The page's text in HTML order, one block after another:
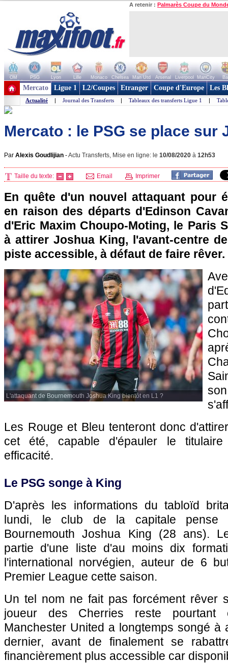
A retenir : Palmarès Coupe du
OM PSG Lyon Lille Monaco Chelsea Man Utd Arsenal Liverpool ManCity
+ de clubs
Mercato Ligue 1 L2/Coupes Etranger Coupe d'Europe Les
Actualité | Journal des Transferts | Tableaux des transferts Ligue 1 |
Mercato : le PSG se place sur
Par Alexis Goudlijian -Actu Transferts, Mise en ligne: le 10/08/2020 à 12h53
Taille du texte: Email Imprimer
En quête d'un nouvel attaquant pour
en raison des départs d'Edinson
d'Eric Maxim Choupo-Moting, le Paris
à attirer Joshua King, l'avant-centre
piste accessible, à défaut de faire rêver.
L'attaquant de Bournemouth Joshua King bientôt en L1 ?
Les Rouge et Bleu tenteront donc
cet été, capable d'épauler le
efficacité.
Le PSG songe à King
D'après les informations du tabloïd
lundi, le club de la capitale pense
Bournemouth Joshua King (28 ans).
partie d'une liste d'au moins dix
l'international norvégien, auteur de 6
Premier League cette saison.
Un tel nom ne fait pas forcément rêver
joueur des Cherries reste pourtant
Manchester United a longtemps songé à
dernier, avant de finalement se
financièrement plus accessible car